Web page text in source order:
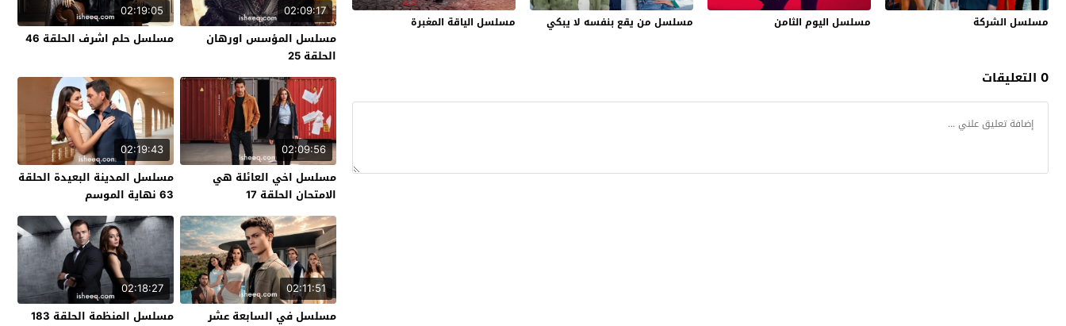
مسلسل الشركة مسلسل اليوم الثامن مسلسل من يقع بنفسه لا يبكي مسلسل الياقة المغبرة
0 التعليقات
02:09:17
مسلسل المؤسس اورهان
الحلقة 25
02:19:05
مسلسل حلم اشرف الحلقة 46
02:09:56
مسلسل اخي العائلة هي
الامتحان الحلقة 17
02:19:43
مسلسل المدينة البعيدة الحلقة
63 نهاية الموسم
02:11:51
مسلسل في السابعة عشر
02:18:27
مسلسل المنظمة الحلقة 183